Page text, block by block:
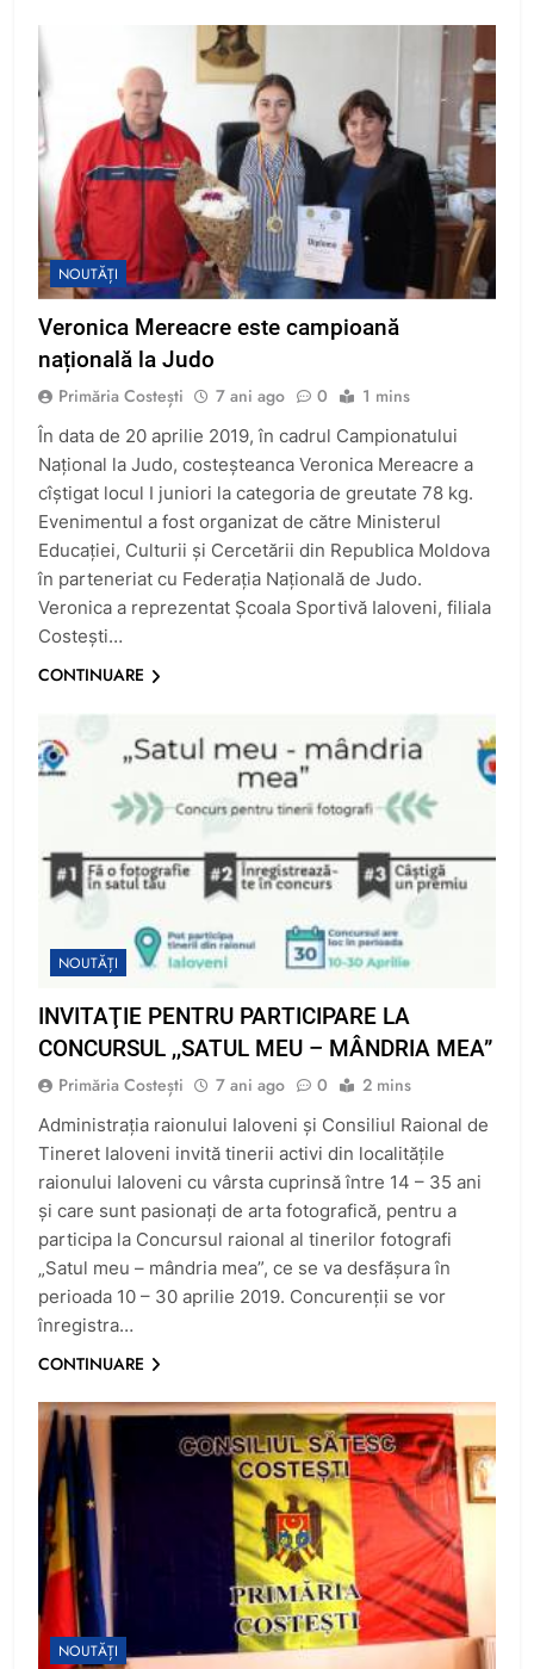
NOUTĂȚI
Veronica Mereacre este campioană
națională la Judo
Primăria Costești 7 ani ago 0 1 mins
În data de 20 aprilie 2019, în cadrul Campionatului
Național la Judo, costeșteanca Veronica Mereacre a
cîștigat locul I juniori la categoria de greutate 78 kg.
Evenimentul a fost organizat de către Ministerul
Educației, Culturii și Cercetării din Republica Moldova
în parteneriat cu Federația Națională de Judo.
Veronica a reprezentat Școala Sportivă Ialoveni, filiala
Costești…
CONTINUARE
NOUTĂȚI
INVITAŢIE PENTRU PARTICIPARE LA
CONCURSUL ,,SATUL MEU – MÂNDRIA MEA”
Primăria Costești 7 ani ago 0 2 mins
Administraţia raionului Ialoveni şi Consiliul Raional de
Tineret Ialoveni invită tinerii activi din localităţile
raionului Ialoveni cu vârsta cuprinsă între 14 – 35 ani
și care sunt pasionaţi de arta fotografică, pentru a
participa la Concursul raional al tinerilor fotografi
„Satul meu – mândria mea”, ce se va desfăşura în
perioada 10 – 30 aprilie 2019. Concurenţii se vor
înregistra…
CONTINUARE
NOUTĂȚI